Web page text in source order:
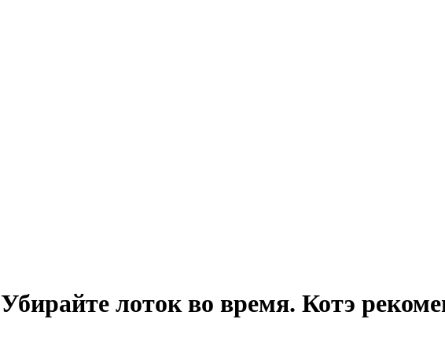
Убирайте лоток во время. Котэ